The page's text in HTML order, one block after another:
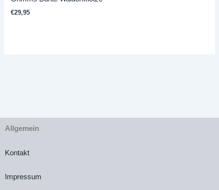
€29,95
Allgemein
Kontakt
Impressum